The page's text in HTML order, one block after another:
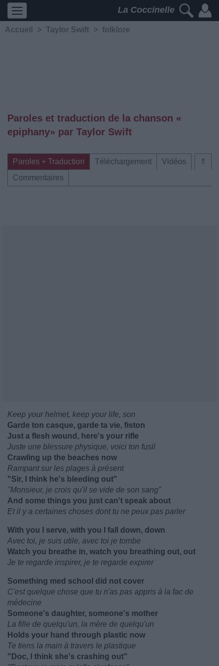
La Coccinelle
Accueil > Taylor Swift > folklore
Paroles et traduction de la chanson «​
epiphany» par Taylor Swift
⇑
Paroles + Traduction Téléchargement
Vidéos
Commentaires
Keep your helmet, keep your life, son
Garde ton casque, garde ta vie, fiston
Just a flesh wound, here's your rifle
Juste une blessure physique, voici ton fusil
Crawling up the beaches now
Rampant sur les plages à présent
"Sir, I think he's bleeding out"
"Monsieur, je crois qu'il se vide de son sang"
And some things you just can't speak about
Et il y a certaines choses dont tu ne peux pas parler
With you I serve, with you I fall down, down
Avec toi, je suis utile, avec toi je tombe
Watch you breathe in, watch you breathing out, out
Je te regarde inspirer, je te regarde expirer
Something med school did not cover
C'est quelque chose que tu n'as pas appris à la fac de
médecine
Someone's daughter, someone's mother
La fille de quelqu'un, la mère de quelqu'un
Holds your hand through plastic now
Te tiens la main à travers le plastique
"Doc, I think she's crashing out"